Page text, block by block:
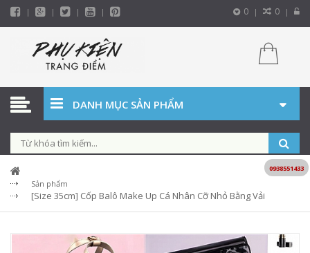
0 0
DANH MỤC SẢN PHẨM
Sản phẩm
[Size 35cm] Cốp Balô Make Up Cá Nhân Cỡ Nhỏ Bằng Vải
0938551433